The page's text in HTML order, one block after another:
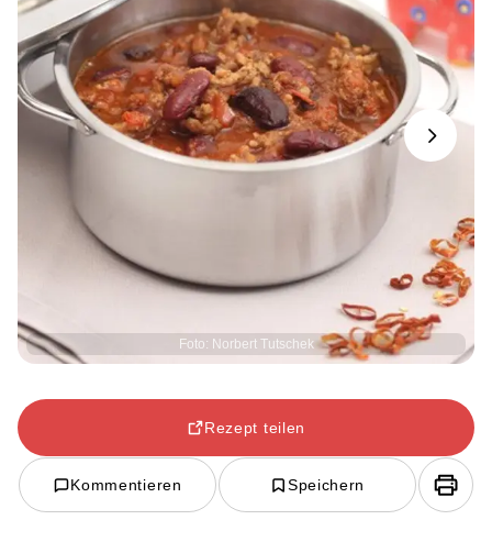
Foto: Norbert Tutschek
Next
Rezept teilen
Kommentieren Speichern